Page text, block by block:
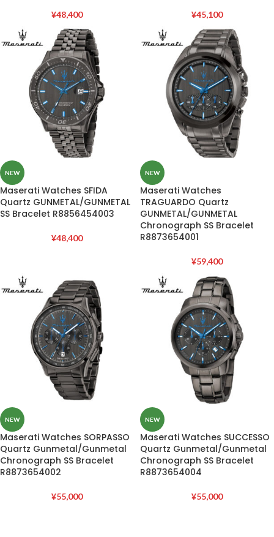
¥48,400 ¥45,100
NEW
Maserati Watches SFIDA
Quartz GUNMETAL/GUNMETAL
SS Bracelet R8856454003
¥48,400
NEW
Maserati Watches
TRAGUARDO Quartz
GUNMETAL/GUNMETAL
Chronograph SS Bracelet
R8873654001
¥59,400
NEW
Maserati Watches SORPASSO
Quartz Gunmetal/Gunmetal
Chronograph SS Bracelet
R8873654002
¥55,000
NEW
Maserati Watches SUCCESSO
Quartz Gunmetal/Gunmetal
Chronograph SS Bracelet
R8873654004
¥55,000